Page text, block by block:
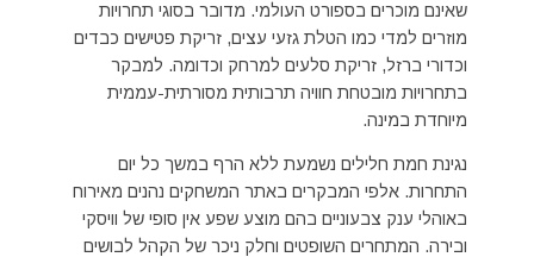
שאינם מוכרים בספורט העולמי. מדובר בסוגי תחרויות
מוזרים למדי כמו הטלת גזעי עצים, זריקת פטישים כבדים
וכדורי ברזל, זריקת סלעים למרחק וכדומה. למבקר
בתחרויות מובטחת חוויה תרבותית מסורתית-עממית
מיוחדת במינה.
נגינת חמת חלילים נשמעת ללא הרף במשך כל יום
התחרות. אלפי המבקרים באתר המשחקים נהנים מאירוח
באוהלי ענק צבעוניים בהם מוצע שפע אין סופי של וויסקי
ובירה. המתחרים השופטים וחלק ניכר של הקהל לבושים